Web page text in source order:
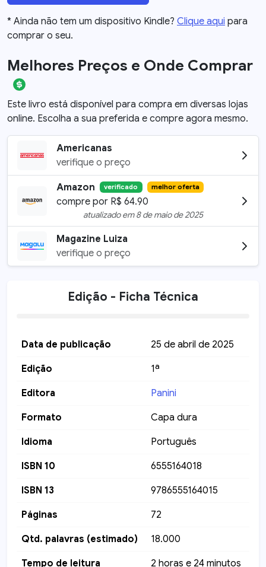
* Ainda não tem um dispositivo Kindle? Clique aqui para
comprar o seu.
Melhores Preços e Onde Comprar
Este livro está disponível para compra em diversas lojas
online. Escolha a sua preferida e compre agora mesmo.
Americanas
verifique o preço
Amazon verificado melhor oferta
compre por R$ 64.90
atualizado em8 de maio de 2025
Magazine Luiza
verifique o preço
Edição - Ficha Técnica
Data de publicação 25 de abril de 2025
Edição 1ª
Editora Panini
Formato Capa dura
Idioma Português
ISBN 10 6555164018
ISBN 13 9786555164015
Páginas 72
Qtd. palavras (estimado) 18.000
Tempo de leitura 2 horas e 24 minutos